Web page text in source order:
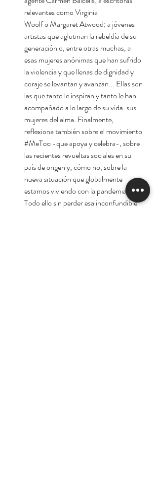
relevantes como Virginia
Woolf o Margaret Atwood; a jóvenes
artistas que aglutinan la rebeldía de su
generación o, entre otras muchas, a
esas mujeres anónimas que han sufrido
la violencia y que llenas de dignidad y
coraje se levantan y avanzan... Ellas son
las que tanto le inspiran y tanto le han
acompañado a lo largo de su vida: sus
mujeres del alma. Finalmente,
reflexiona también sobre el movimiento
#MeToo -que apoya y celebra-, sobre
las recientes revueltas sociales en su
país de origen y, cómo no, sobre la
nueva situación que globalmente
estamos viviendo con la pandemia.
Todo ello sin perder esa inconfundible